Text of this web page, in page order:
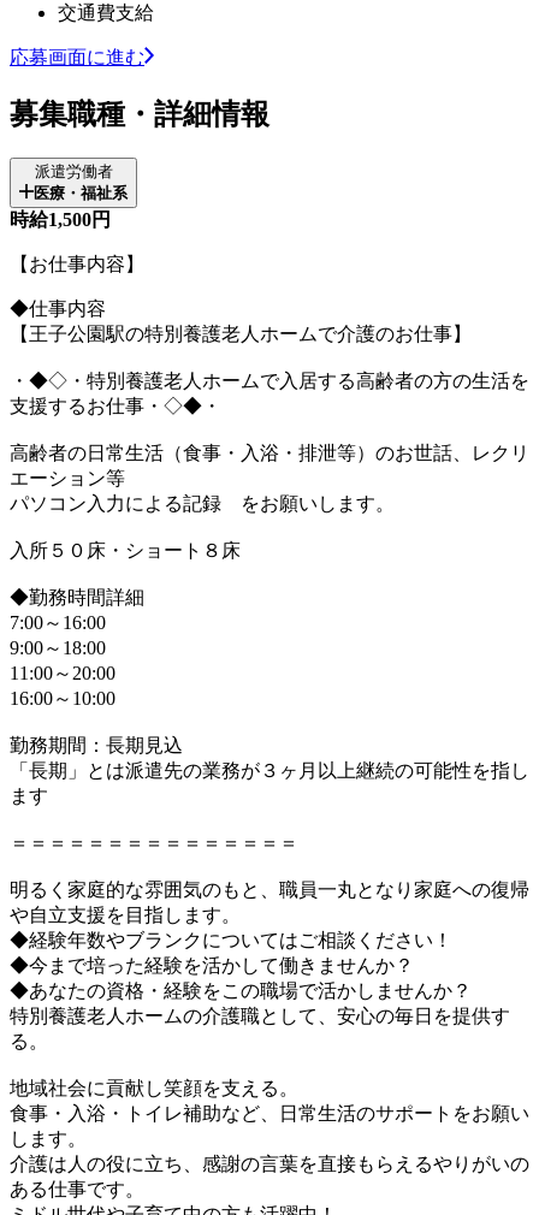
交通費支給
応募画面に進む
募集職種・詳細情報
派遣労働者
医療・福祉系
時給1,500円
【お仕事内容】
◆仕事内容
【王子公園駅の特別養護老人ホームで介護のお仕事】
・◆◇・特別養護老人ホームで入居する高齢者の方の生活を
支援するお仕事・◇◆・
高齢者の日常生活（食事・入浴・排泄等）のお世話、レクリ
エーション等
パソコン入力による記録 をお願いします。
入所５０床・ショート８床
◆勤務時間詳細
7:00～16:00
9:00～18:00
11:00～20:00
16:00～10:00
勤務期間：長期見込
「長期」とは派遣先の業務が３ヶ月以上継続の可能性を指し
ます
＝＝＝＝＝＝＝＝＝＝＝＝＝＝＝
明るく家庭的な雰囲気のもと、職員一丸となり家庭への復帰
や自立支援を目指します。
◆経験年数やブランクについてはご相談ください！
◆今まで培った経験を活かして働きませんか？
◆あなたの資格・経験をこの職場で活かしませんか？
特別養護老人ホームの介護職として、安心の毎日を提供す
る。
地域社会に貢献し笑顔を支える。
食事・入浴・トイレ補助など、日常生活のサポートをお願い
します。
介護は人の役に立ち、感謝の言葉を直接もらえるやりがいの
ある仕事です。